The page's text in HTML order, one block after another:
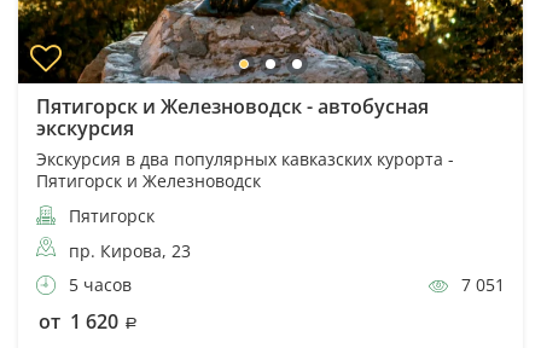
Пятигорск и Железноводск - автобусная
экскурсия
Экскурсия в два популярных кавказских курорта -
Пятигорск и Железноводск
Пятигорск
пр. Кирова, 23
5 часов
7 051
от 1 620